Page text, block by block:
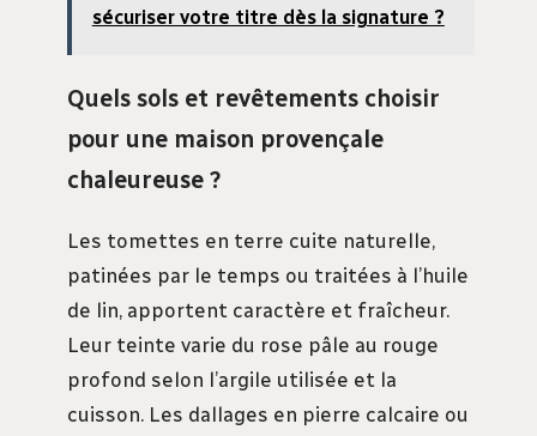
sécuriser votre titre dès la signature ?
Quels sols et revêtements choisir
pour une maison provençale
chaleureuse ?
Les tomettes en terre cuite naturelle,
patinées par le temps ou traitées à l’huile
de lin, apportent caractère et fraîcheur.
Leur teinte varie du rose pâle au rouge
profond selon l’argile utilisée et la
cuisson. Les dallages en pierre calcaire ou